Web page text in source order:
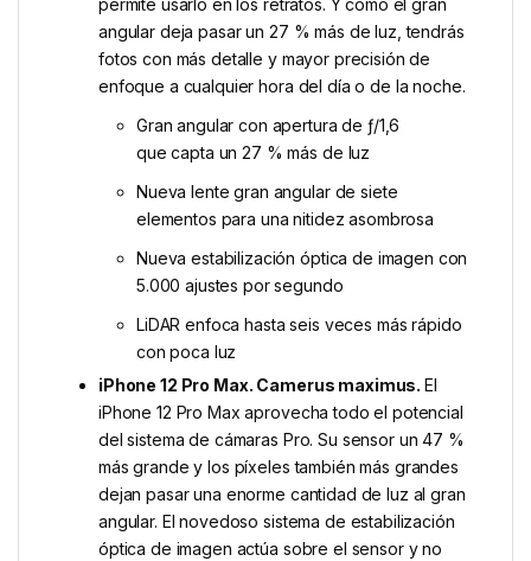
permite usarlo en los retratos. Y como el gran
angular deja pasar un 27 % más de luz, tendrás
fotos con más detalle y mayor precisión de
enfoque a cualquier hora del día o de la noche.
Gran angular con apertura de ƒ/1,6
que capta un 27 % más de luz
Nueva lente gran angular de siete
elementos para una nitidez asombrosa
Nueva estabili­zación óptica de imagen con
5.000 ajustes por segundo
LiDAR enfoca hasta seis veces más rápido
con poca luz
iPhone 12 Pro Max. Camerus maximus. El
iPhone 12 Pro Max aprovecha todo el potencial
del sistema de cámaras Pro. Su sensor un 47 %
más grande y los píxeles también más grandes
dejan pasar una enorme cantidad de luz al gran
angular. El novedoso sistema de estabili­zación
óptica de imagen actúa sobre el sensor y no